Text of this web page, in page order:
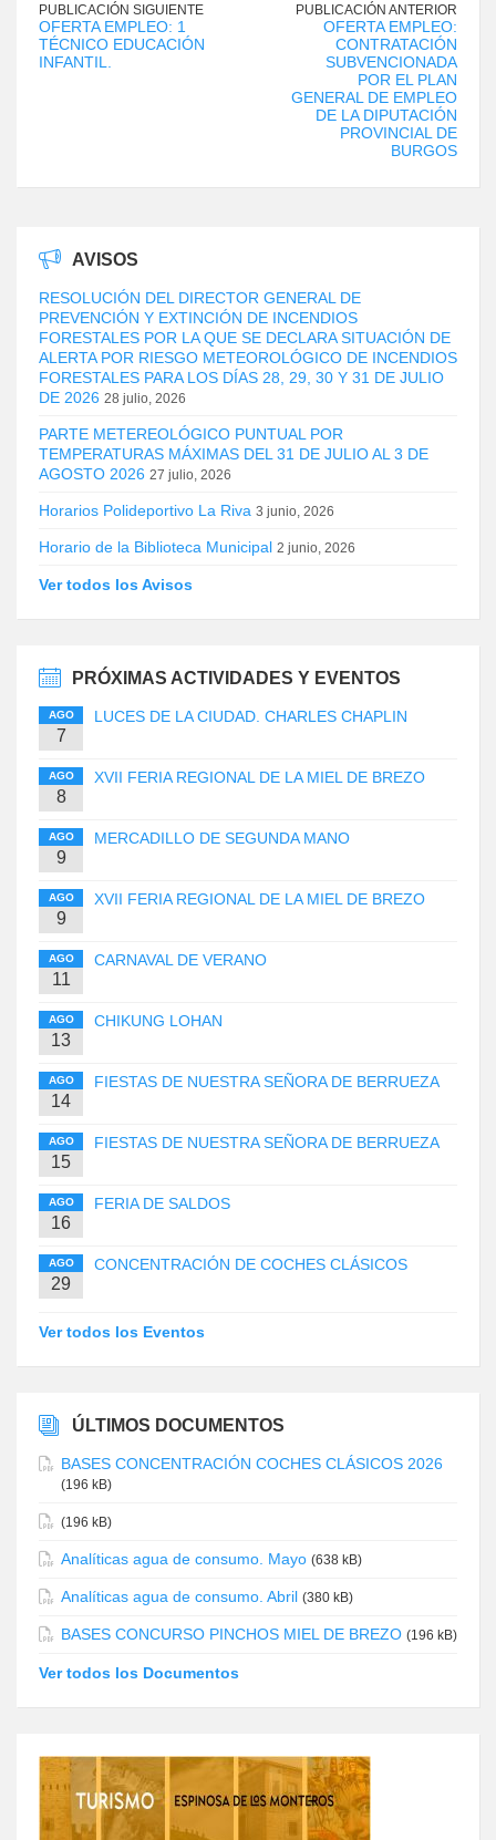
PUBLICACIÓN SIGUIENTE
OFERTA EMPLEO: 1
TÉCNICO EDUCACIÓN
INFANTIL.
PUBLICACIÓN ANTERIOR
OFERTA EMPLEO:
CONTRATACIÓN
SUBVENCIONADA
POR EL PLAN
GENERAL DE EMPLEO
DE LA DIPUTACIÓN
PROVINCIAL DE
BURGOS
AVISOS
RESOLUCIÓN DEL DIRECTOR GENERAL DE
PREVENCIÓN Y EXTINCIÓN DE INCENDIOS
FORESTALES POR LA QUE SE DECLARA SITUACIÓN DE
ALERTA POR RIESGO METEOROLÓGICO DE INCENDIOS
FORESTALES PARA LOS DÍAS 28, 29, 30 Y 31 DE JULIO
DE 2026 28 julio, 2026
PARTE METEREOLÓGICO PUNTUAL POR
TEMPERATURAS MÁXIMAS DEL 31 DE JULIO AL 3 DE
AGOSTO 2026 27 julio, 2026
Horarios Polideportivo La Riva 3 junio, 2026
Horario de la Biblioteca Municipal 2 junio, 2026
Ver todos los Avisos
PRÓXIMAS ACTIVIDADES Y EVENTOS
AGO
7
LUCES DE LA CIUDAD. CHARLES CHAPLIN
AGO
8
XVII FERIA REGIONAL DE LA MIEL DE BREZO
AGO
9
MERCADILLO DE SEGUNDA MANO
AGO
9
XVII FERIA REGIONAL DE LA MIEL DE BREZO
AGO
11
CARNAVAL DE VERANO
AGO
13
CHIKUNG LOHAN
AGO
14
FIESTAS DE NUESTRA SEÑORA DE BERRUEZA
AGO
15
FIESTAS DE NUESTRA SEÑORA DE BERRUEZA
AGO
16
FERIA DE SALDOS
AGO
29
CONCENTRACIÓN DE COCHES CLÁSICOS
Ver todos los Eventos
ÚLTIMOS DOCUMENTOS
BASES CONCENTRACIÓN COCHES CLÁSICOS 2026
(196 kB)
(196 kB)
Analíticas agua de consumo. Mayo (638 kB)
Analíticas agua de consumo. Abril (380 kB)
BASES CONCURSO PINCHOS MIEL DE BREZO (196 kB)
Ver todos los Documentos